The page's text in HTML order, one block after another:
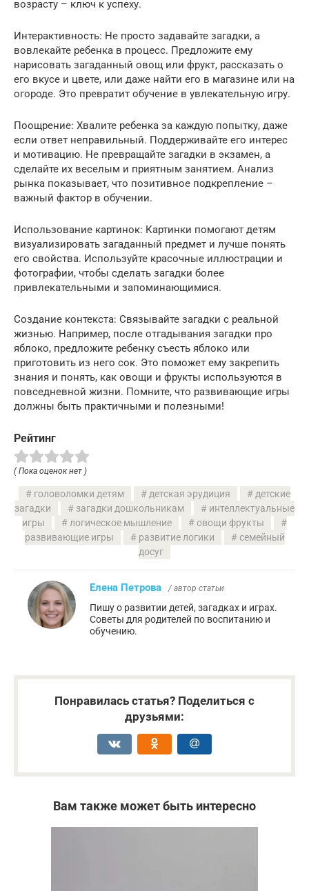
возрасту – ключ к успеху.
Интерактивность: Не просто задавайте загадки, а
вовлекайте ребенка в процесс. Предложите ему
нарисовать загаданный овощ или фрукт, рассказать о
его вкусе и цвете, или даже найти его в магазине или на
огороде. Это превратит обучение в увлекательную игру.
Поощрение: Хвалите ребенка за каждую попытку, даже
если ответ неправильный. Поддерживайте его интерес
и мотивацию. Не превращайте загадки в экзамен, а
сделайте их веселым и приятным занятием. Анализ
рынка показывает, что позитивное подкрепление –
важный фактор в обучении.
Использование картинок: Картинки помогают детям
визуализировать загаданный предмет и лучше понять
его свойства. Используйте красочные иллюстрации и
фотографии, чтобы сделать загадки более
привлекательными и запоминающимися.
Создание контекста: Связывайте загадки с реальной
жизнью. Например, после отгадывания загадки про
яблоко, предложите ребенку съесть яблоко или
приготовить из него сок. Это поможет ему закрепить
знания и понять, как овощи и фрукты используются в
повседневной жизни. Помните, что развивающие игры
должны быть практичными и полезными!
Рейтинг
( Пока оценок нет )
головоломки детям детская эрудиция
детские
загадки
загадки дошкольникам
интеллектуальные
игры
логическое мышление
овощи фрукты
развивающие игры
развитие логики
семейный
досуг
Елена Петрова / автор статьи
Пишу о развитии детей, загадках и играх.
Советы для родителей по воспитанию и
обучению.
Понравилась статья? Поделиться с
друзьями:
Вам также может быть интересно